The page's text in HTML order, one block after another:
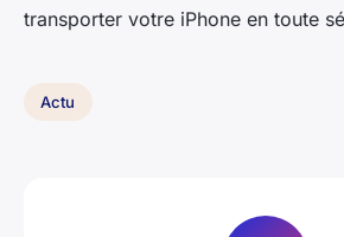
transporter votre iPhone en toute
Actu